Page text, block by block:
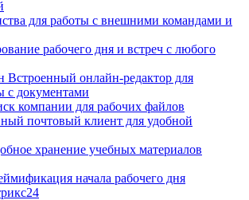
для работы с внешними командами и
рабочего дня и встреч с любого
Встроенный онлайн-редактор для
с документами
компании для рабочих файлов
почтовый клиент для удобной
хранение учебных материалов
начала рабочего дня